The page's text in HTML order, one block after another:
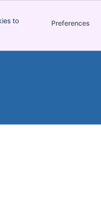
to
Preferences